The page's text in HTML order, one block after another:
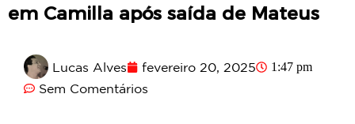
em Camilla após saída de Mateus
Lucas Alves fevereiro 20, 2025 1:47 pm
Sem Comentários